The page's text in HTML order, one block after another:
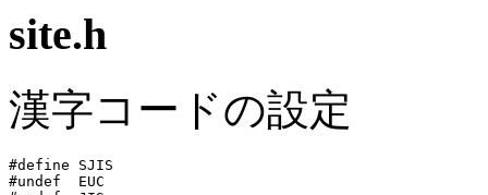
site.h
漢字コードの設定
#define SJIS
#undef  EUC